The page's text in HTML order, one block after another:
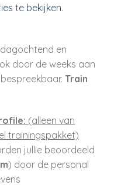
te bekijken.
en
door de weeks aan
Train
(alleen van
trainingspakket)
jullie beoordeeld
) door de personal